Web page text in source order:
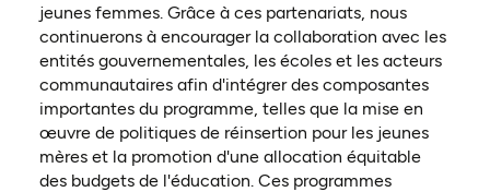
jeunes femmes. Grâce à ces partenariats, nous
continuerons à encourager la collaboration avec les
entités gouvernementales, les écoles et les acteurs
communautaires afin d'intégrer des composantes
importantes du programme, telles que la mise en
œuvre de politiques de réinsertion pour les jeunes
mères et la promotion d'une allocation équitable
des budgets de l'éducation. Ces programmes